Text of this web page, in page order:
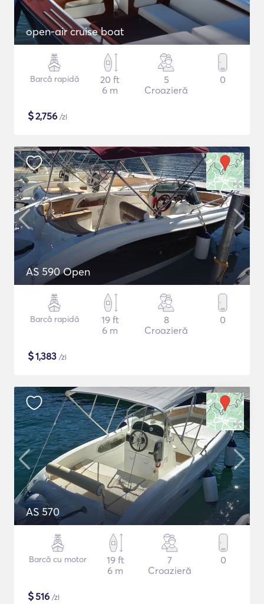
open-air cruise boat
Barcă rapidă
20 ft
6 m
5
Croazieră
0
$2,756 /zi
AS 590 Open
Barcă rapidă
19 ft
6 m
8
Croazieră
0
$1,383 /zi
AS 570
Barcă cu motor
19 ft
6 m
7
Croazieră
0
$516 /zi